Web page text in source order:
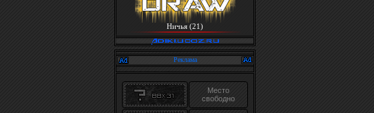
Ничья (21)
Реклама
Место
свободно